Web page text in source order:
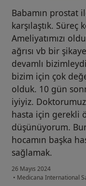
Babamın prostat
karşılaştık.
Ameliyatımızı
ağrısı vb bir
devamlı
bizim için çok
olduk. 10 gün
iyiyiz.
hasta için gerekli
düşünüyorum.
hocamın başka
sağlamak.
26 Mayıs 2024
• Medicana International